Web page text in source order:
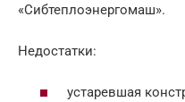
«Сибтеплоэнергомаш».
Недостатки:
устаревшая